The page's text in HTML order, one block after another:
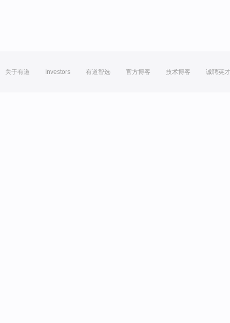
关于有道 Investors 有道智选 官方博客 技术博客 诚聘英才